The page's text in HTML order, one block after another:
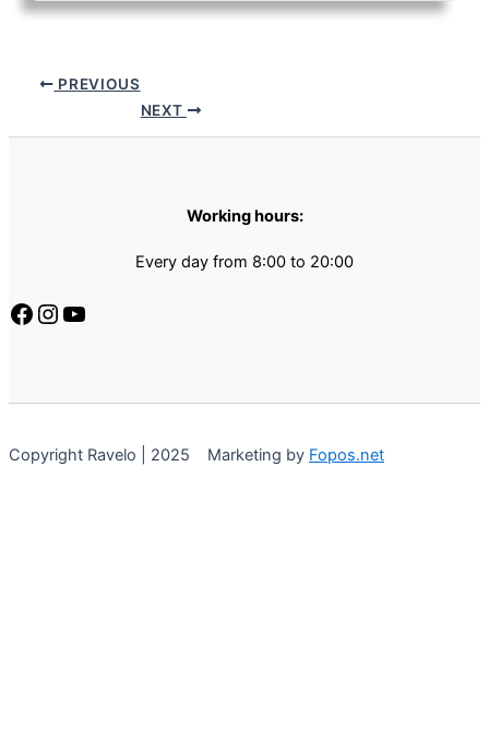
PREVIOUS
NEXT
Working hours:
Every day from 8:00 to 20:00
Copyright Ravelo | 2025 Marketing by Fopos.net